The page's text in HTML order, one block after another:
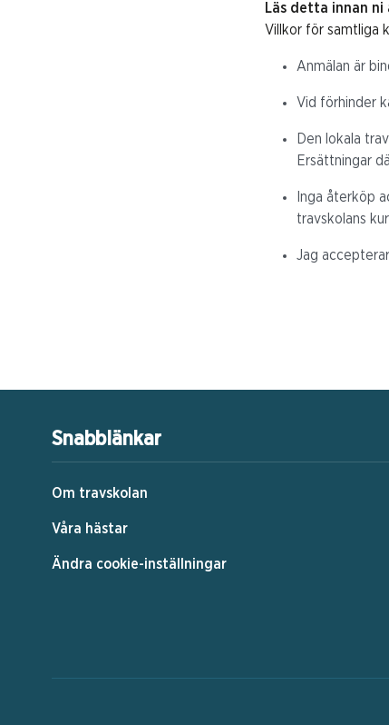
Läs detta innan ni
Villkor för samtliga
Anmälan är
Vid förhinder
Den lokala
Ersättningar
Inga återköp
travskolans
Jag
Snabblänkar
Om travskolan
Våra hästar
Ändra cookie-inställningar